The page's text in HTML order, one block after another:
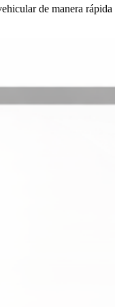
de manera